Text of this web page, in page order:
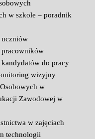
w szkole – poradnik
do pracy
wizyjny
w
Zawodowej w
w zajęciach
technologii